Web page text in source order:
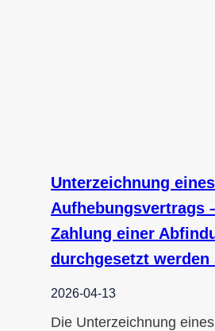
Unterzeichnung eines
Aufhebungsvertrags
Zahlung einer
durchgesetzt werden
2026-04-13
Die Unterzeichnung eines